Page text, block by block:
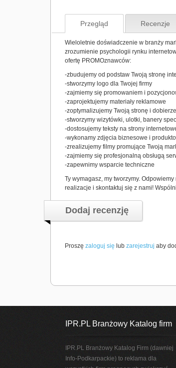
Przegląd Recenzje
Wieloletnie doświadczenie w branży
zrozumienie psychologii rynku
ofertę PROMOznawców:
-zbudujemy od podstaw Twoją stronę
-stworzymy logo dla Twojej firmy
-zajmiemy się promowaniem i
-zaprojektujemy materiały reklamowe
-zoptymalizujemy Twoją stronę i
-stworzymy wizytówki, ulotki, banery
-dostosujemy teksty na strony
-wykonamy zdjęcia biznesowe i
-zrealizujemy filmy promujące Twoją
-zajmiemy się profesjonalną obsługą
-zapewnimy wsparcie techniczne
Ty wymagasz, my tworzymy.
realizacje i skontaktuj się z nami!
Dodaj recenzję
Proszę zaloguj się lub zarejestruj aby
IPR.PL Branżowy Katalog firm
IPR.PL Branżowy Katalog Firm (dawniej
Info-Podkarpackie) to reklama dla